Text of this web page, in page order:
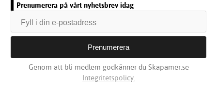
Prenumerera på vårt nyhetsbrev idag
Genom att bli medlem godkänner du Skapamer.se
Integritetspolicy.